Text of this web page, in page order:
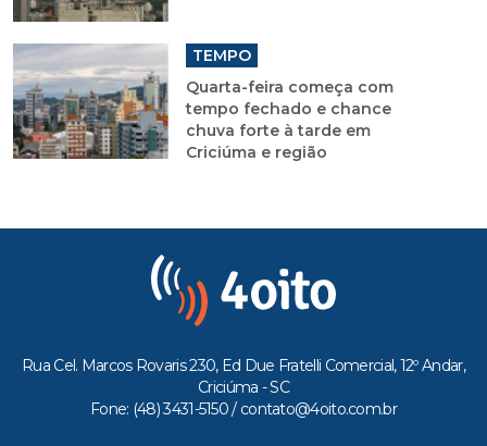
TEMPO
Quarta-feira começa com
tempo fechado e chance
chuva forte à tarde em
Criciúma e região
Rua Cel. Marcos Rovaris 230, Ed Due Fratelli Comercial, 12º Andar,
Criciúma - SC
Fone: (48) 3431-5150 / contato@4oito.com.br